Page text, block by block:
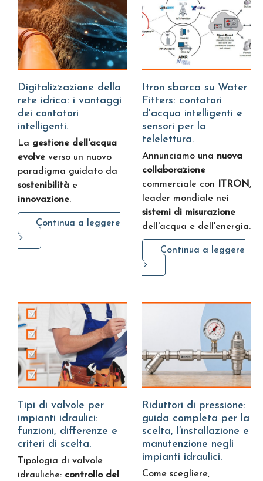
Digitalizzazione della
rete idrica: i vantaggi
dei contatori
intelligenti.
La gestione dell'acqua
evolve verso un nuovo
paradigma guidato da
sostenibilità e
innovazione.
Continua a leggere
Itron sbarca su Water
Fitters: contatori
d'acqua intelligenti e
sensori per la
telelettura.
Annunciamo una nuova
collaborazione
commerciale con ITRON,
leader mondiale nei
sistemi di misurazione
dell'acqua e dell'energia.
Continua a leggere
Tipi di valvole per
impianti idraulici:
funzioni, differenze e
criteri di scelta.
Tipologia di valvole
idrauliche: controllo del
Riduttori di pressione:
guida completa per la
scelta, l’installazione e
manutenzione negli
impianti idraulici.
Come scegliere,